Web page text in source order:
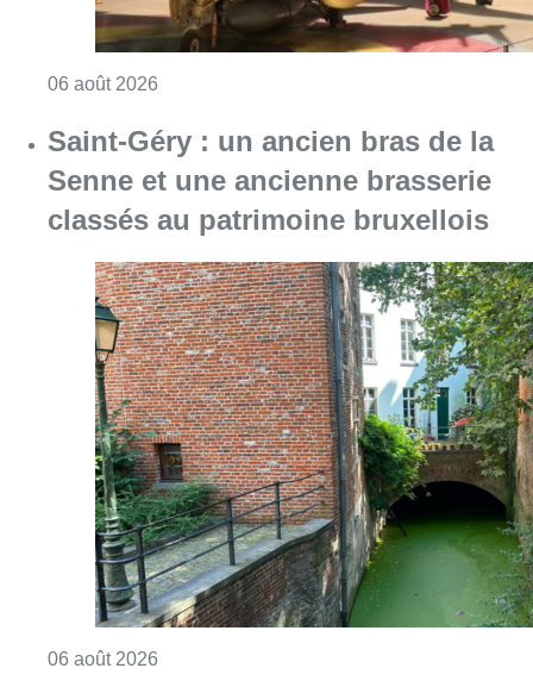
06 août 2026
Saint-Géry : un ancien bras de la
Senne et une ancienne brasserie
classés au patrimoine bruxellois
06 août 2026